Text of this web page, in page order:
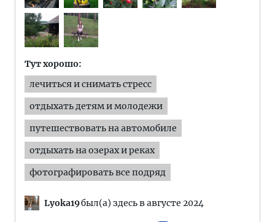
Тут хорошо:
лечиться и снимать стресс
отдыхать детям и молодежи
путешествовать на автомобиле
отдыхать на озерах и реках
фотографировать все подряд
Lyoka19был(а) здесь в августе 2024